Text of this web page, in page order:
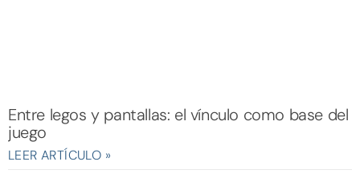
Entre legos y pantallas: el vínculo como base del
juego
LEER ARTÍCULO »